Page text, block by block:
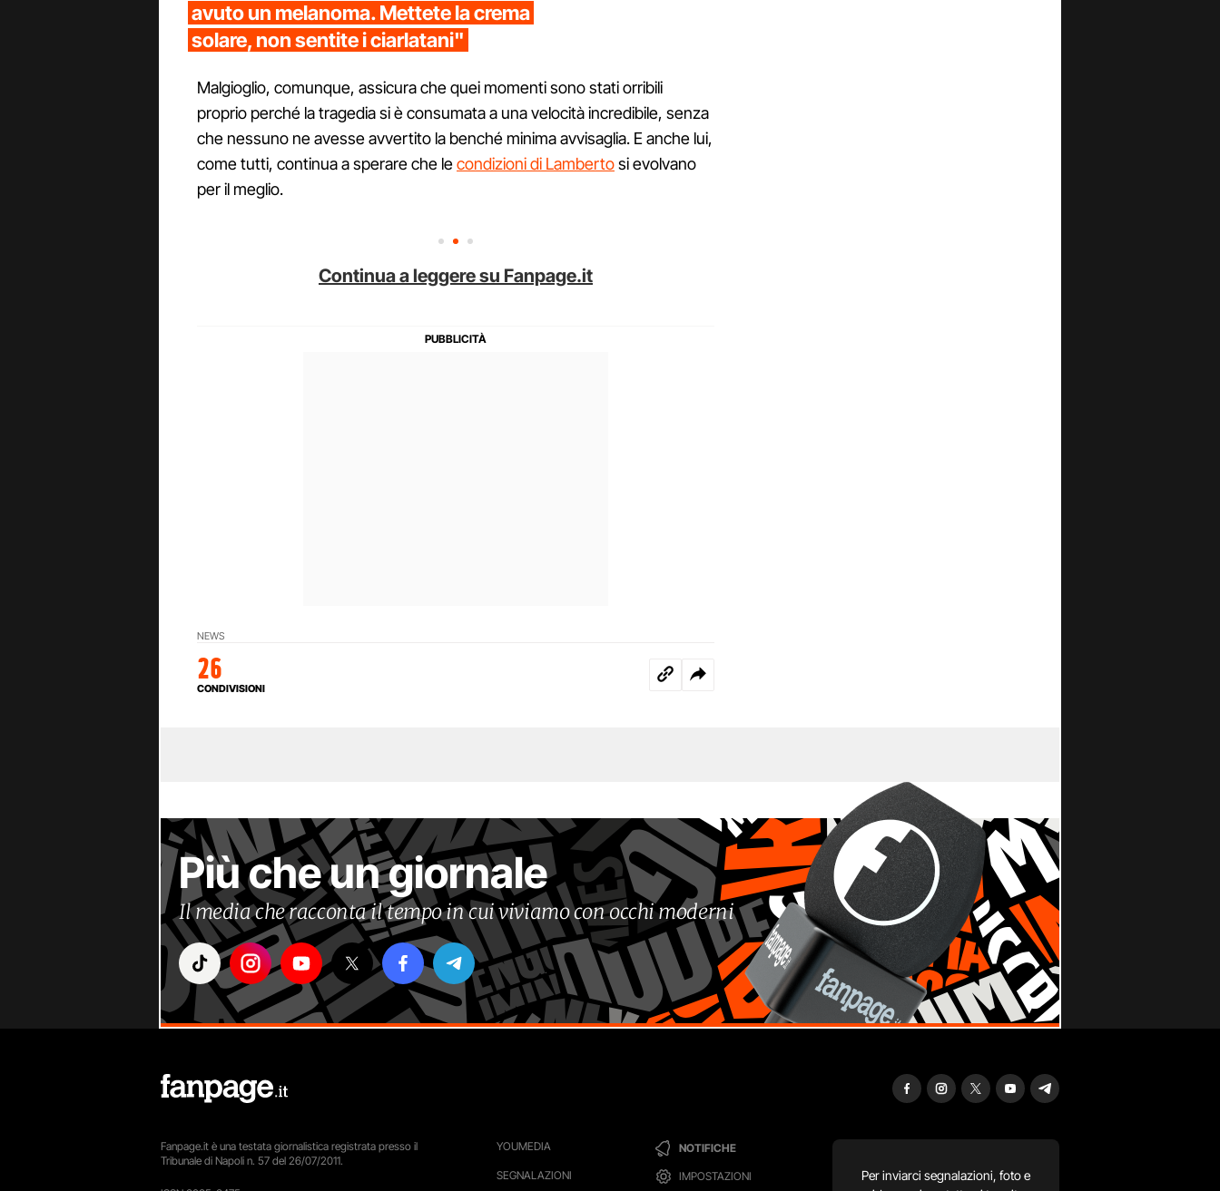
avuto un melanoma. Mettete la crema
solare, non sentite i ciarlatani"
Malgioglio, comunque, assicura che quei momenti sono stati orribili
proprio perché la tragedia si è consumata a una velocità incredibile, senza
che nessuno ne avesse avvertito la benché minima avvisaglia. E anche lui,
come tutti, continua a sperare che lecondizioni di Lambertosi evolvano
per il meglio.
Continua a leggere su Fanpage.it
NEWS
26
CONDIVISIONI
Più che un giornale
Il media che racconta il tempo in cui viviamo con occhi moderni
YOUMEDIA
SEGNALAZIONI
NOTIFICHE
IMPOSTAZIONI
Per inviarci segnalazioni, foto e
Fanpage.it è una testata giornalistica registrata presso il
Tribunale di Napoli n. 57 del 26/07/2011.